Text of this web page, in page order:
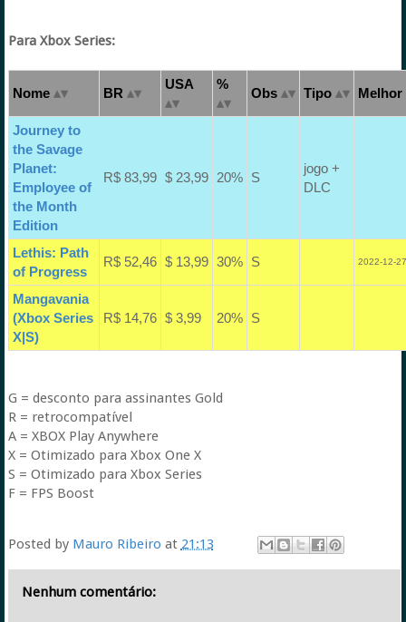
Para Xbox Series:
Nome BR
USA %
Obs Tipo
Journey to
the Savage
Planet:
Employee of
the Month
Edition
R$ 83,99 $ 23,99 20% S
jogo +
DLC
Lethis: Path
of Progress
R$ 52,46 $ 13,99 30% S 2022-12-
Mangavania
(Xbox Series
X|S)
R$ 14,76 $ 3,99 20% S
G = desconto para assinantes Gold
R = retrocompatível
A = XBOX Play Anywhere
X = Otimizado para Xbox One X
S = Otimizado para Xbox Series
F = FPS Boost
Posted by Mauro Ribeiro at 21:13
Nenhum comentário: